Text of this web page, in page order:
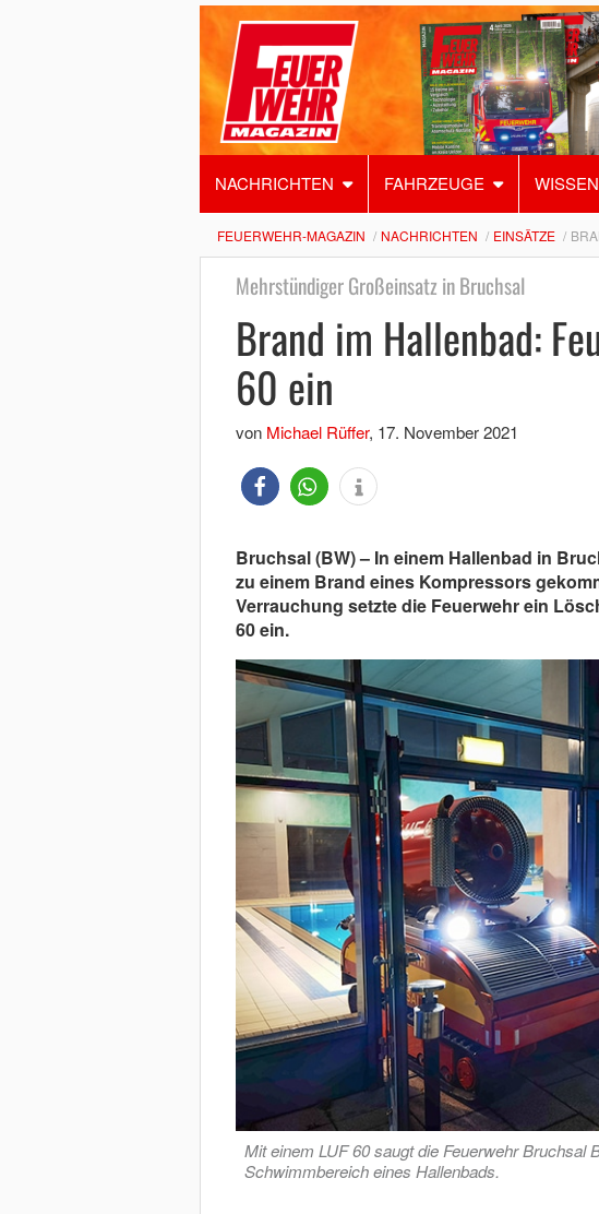
NACHRICHTEN FAHRZEUGE WISSEN
FEUERWEHR-MAGAZIN NACHRICHTEN EINSÄTZE
Mehrstündiger Großeinsatz in Bruchsal
Brand im Hallenbad:
60 ein
von Michael Rüffer, 17. November 2021
Bruchsal (BW) – In einem Hallenbad in
zu einem Brand eines Kompressors
Verrauchung setzte die Feuerwehr ein
60 ein.
Mit einem LUF 60 saugt die Feuerwehr Bruchsal
Schwimmbereich eines Hallenbads.